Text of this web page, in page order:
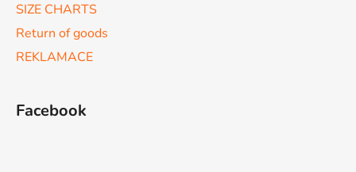
SIZE CHARTS
Return of goods
REKLAMACE
Facebook